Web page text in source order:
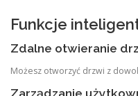
Funkcje
Zdalne otwieranie
Możesz otworzyć drzwi z
Zarządzanie